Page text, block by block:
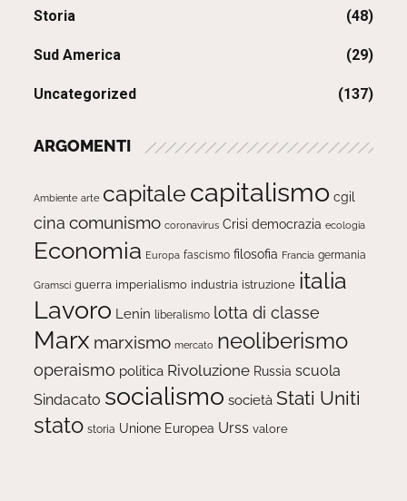
Storia (48)
Sud America (29)
Uncategorized (137)
ARGOMENTI
Ambiente arte capitale capitalismo cgil
cina comunismo coronavirus Crisi democrazia ecologia
Economia Europa fascismo filosofia Francia germania
Gramsci guerra imperialismo industria istruzione italia
Lavoro Lenin liberalismo lotta di classe
Marx marxismo mercato neoliberismo
operaismo politica Rivoluzione Russia scuola
Sindacato socialismo società Stati Uniti
stato storia Unione Europea Urss valore